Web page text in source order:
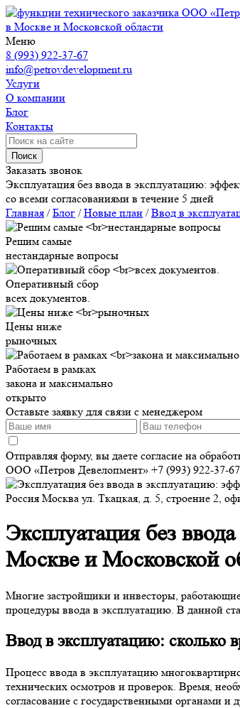
ООО
в Москве и Московской области
Меню
8 (993) 922-37-67
info@petrovdevelopment.ru
Услуги
О компании
Блог
Контакты
Поиск
Заказать звонок
Эксплуатация без ввода в эксплуатацию:
со всеми согласованиями в течение 5 дней
Главная /Блог /Новые план /Ввод в
Решим самые
нестандарные вопросы
Оперативный сбор
всех документов.
Цены ниже
рыночных
Работаем в рамках
закона и максимально
открыто
Оставьте заявку для связи с менеджером
Отправляя форму, вы даете согласие на
ООО «Петров Девелопмент» +7 (993) 922-37-67
Россия Москва ул. Ткацкая, д. 5, строение 2,
Эксплуатация без
Москве и Московской
Многие застройщики и инвесторы,
процедуры ввода в эксплуатацию. В данной
Ввод в эксплуатацию: сколько
Процесс ввода в эксплуатацию
технических осмотров и проверок. Время,
согласование с государственными органами и